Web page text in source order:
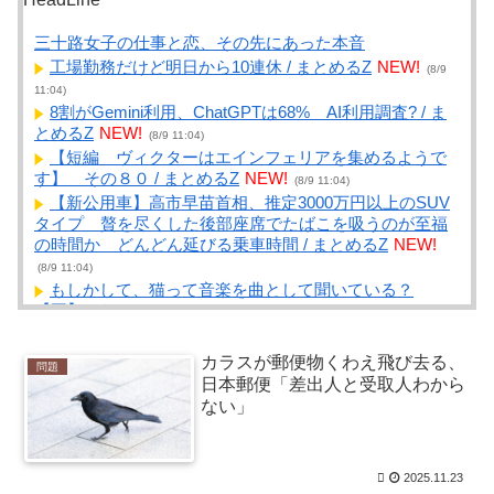
三十路女子の仕事と恋、その先にあった本音
工場勤務だけど明日から10連休 / まとめるZ NEW!
(8/9
11:04)
8割がGemini利用、ChatGPTは68% AI利用調査? / ま
とめるZ NEW! (8/9 11:04)
【短編 ヴィクターはエインフェリアを集めるようで
す】 その８０ / まとめるZ NEW! (8/9 11:04)
【新公用車】高市早苗首相、推定3000万円以上のSUV
タイプ 贅を尽くした後部座席でたばこを吸うのが至福
の時間か どんどん延びる乗車時間 / まとめるZ NEW!
(8/9 11:04)
もしかして、猫って音楽を曲として聞いている？
【再】 / まとめるZ NEW! (8/9 11:04)
る？？ / 2chまとめアンテナ！
NEW! (8/9 10:57)
ヌートバーがダイヤモンドバックスへ電撃移籍！トレ
ード期限最終日に飛び込んだ驚きのニュースと新天地で
の期待 / 2chまとめアンテナ！
【高校野球】1回戦 八王子実践 1-2x 鳴門渦潮 延長タ
イブレークでサヨナラ勝ち 鳴門渦潮として甲子園1勝 /
問題
カラスが郵便物くわえ飛び去る、
日本郵便「差出人と受取人わから
ない」
2025.11.23